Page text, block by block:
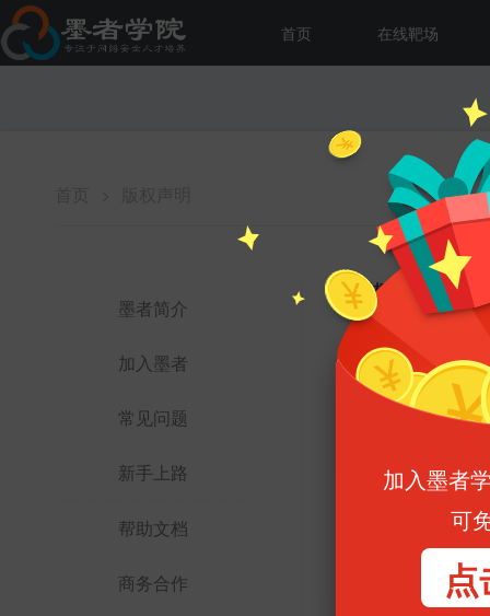
首页 在线靶场
墨者简介
加入墨者
常见问题
新手上路
帮助文档
商务合作
版权声明
墨者学院提供的
墨者学院相关权利
院所有的产品、
料）的一切权利
依法追究法律责
用。否则，墨者
本协议最终解释
加入墨者
可